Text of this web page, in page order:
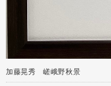
加藤晃秀 嵯峨野秋景